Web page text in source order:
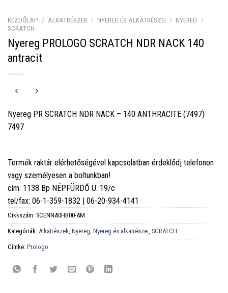
KEZDŐLAP / ALKATRÉSZEK / NYEREG ÉS ALKATRÉSZEI / NYEREG
/
SCRATCH
Nyereg PROLOGO SCRATCH NDR NACK 140
antracit
Nyereg PR SCRATCH NDR NACK – 140 ANTHRACITE (7497)
7497
Termék raktár elérhetőségével kapcsolatban érdeklődj telefonon
vagy személyesen a boltunkban!
cím: 1138 Bp NÉPFÜRDŐ U. 19/c
tel/fax: 06-1-359-1832 | 06-20-934-4141
Cikkszám: SCENNA0HB00-AM
Kategóriák: Alkatrészek, Nyereg, Nyereg és alkatrészei, SCRATCH
Címke: Prologo